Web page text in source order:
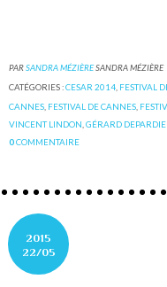
PARSANDRA MÉZIÈRESANDRA MÉZIÈRE
CATÉGORIES :CESAR 2014 FESTIVAL
CANNES FESTIVAL DE CANNES
VINCENT LINDON ,GÉRARD
0COMMENTAIRE
2015
22/05